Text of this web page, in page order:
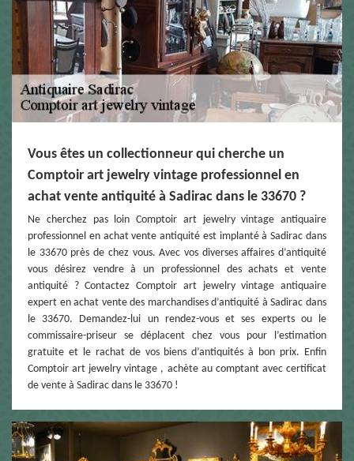
Vous êtes un collectionneur qui cherche un
Comptoir art jewelry vintage professionnel en
achat vente antiquité à Sadirac dans le 33670 ?
Ne cherchez pas loin Comptoir art jewelry vintage antiquaire
professionnel en achat vente antiquité est implanté à Sadirac dans
le 33670 près de chez vous. Avec vos diverses affaires d’antiquité
vous désirez vendre à un professionnel des achats et vente
antiquité ? Contactez Comptoir art jewelry vintage antiquaire
expert en achat vente des marchandises d’antiquité à Sadirac dans
le 33670. Demandez-lui un rendez-vous et ses experts ou le
commissaire-priseur se déplacent chez vous pour l’estimation
gratuite et le rachat de vos biens d’antiquités à bon prix. Enfin
Comptoir art jewelry vintage , achète au comptant avec certificat
de vente à Sadirac dans le 33670 !